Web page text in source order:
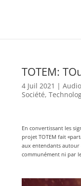
TOTEM:
4 Juil 2021 | Audio
Société,
En convertissant les
projet TOTEM fait
aux entendants autour
communément ni par